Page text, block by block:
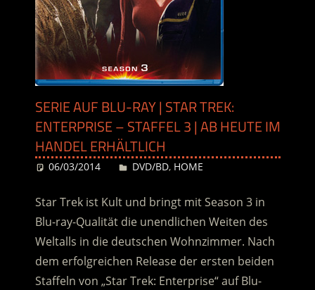
SERIE AUF BLU-RAY | STAR TREK:
ENTERPRISE – STAFFEL 3 | AB HEUTE IM
HANDEL ERHÄLTLICH
06/03/2014 Desiree
DVD/BD, HOME
Star Trek ist Kult und bringt mit Season 3 in
Blu-ray-Qualität die unendlichen Weiten des
Weltalls in die deutschen Wohnzimmer. Nach
dem erfolgreichen Release der ersten beiden
Staffeln von „Star Trek: Enterprise“ auf Blu-